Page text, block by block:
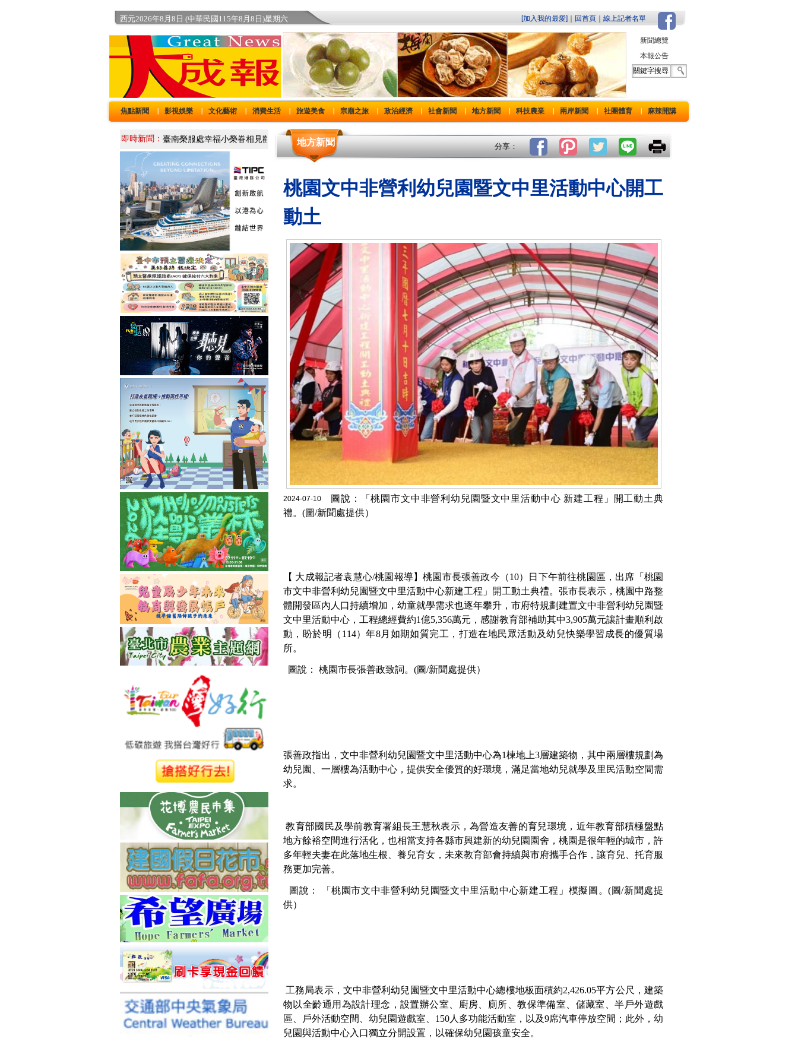
西元2026年8月8日 (中華民國115年8月8日)星期六 [加入我的最愛] 回首頁 線上記者名單
新聞總覽
本報公告
焦點新聞 影視娛樂 文化藝術 消費生活 旅遊美食 宗廟之旅 政治經濟 社會新聞 地方新聞 科技農業 兩岸新聞 社團體育 麻辣開講
即時新聞： 地方新聞 分享：
桃園文中非營利幼兒園暨文中里活動中心開工
動土
2024-07-10
圖說：「桃園市文中非營利幼兒園暨文中里活動中心 新建工程」開工動土典
禮。(圖/新聞處提供）
【 大成報記者袁慧心/桃園報導】桃園市長張善政今（10）日下午前往桃園區，出席「桃園
市文中非營利幼兒園暨文中里活動中心新建工程」開工動土典禮。張市長表示，桃園中路整
體開發區內人口持續增加，幼童就學需求也逐年攀升，市府特規劃建置文中非營利幼兒園暨
文中里活動中心，工程總經費約1億5,356萬元，感謝教育部補助其中3,905萬元讓計畫順利啟
動，盼於明（114）年8月如期如質完工，打造在地民眾活動及幼兒快樂學習成長的優質場
所。
圖說： 桃園市長張善政致詞。(圖/新聞處提供）
張善政指出，文中非營利幼兒園暨文中里活動中心為1棟地上3層建築物，其中兩層樓規劃為
幼兒園、一層樓為活動中心，提供安全優質的好環境，滿足當地幼兒就學及里民活動空間需
求。
教育部國民及學前教育署組長王慧秋表示，為營造友善的育兒環境，近年教育部積極盤點
地方餘裕空間進行活化，也相當支持各縣市興建新的幼兒園園舍，桃園是很年輕的城市，許
多年輕夫妻在此落地生根、養兒育女，未來教育部會持續與市府攜手合作，讓育兒、托育服
務更加完善。
圖說： 「桃園市文中非營利幼兒園暨文中里活動中心新建工程」模擬圖。(圖/新聞處提
供）
工務局表示，文中非營利幼兒園暨文中里活動中心總樓地板面積約2,426.05平方公尺，建築
物以全齡通用為設計理念，設置辦公室、廚房、廁所、教保準備室、儲藏室、半戶外遊戲
區、戶外活動空間、幼兒園遊戲室、150人多功能活動室，以及9席汽車停放空間；此外，幼
兒園與活動中心入口獨立分開設置，以確保幼兒園孩童安全。